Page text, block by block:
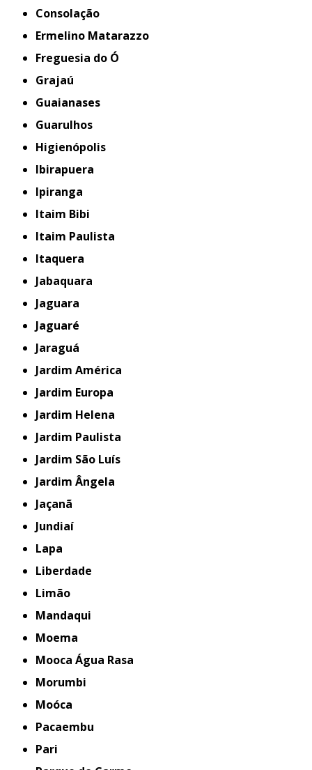
Consolação
Ermelino Matarazzo
Freguesia do Ó
Grajaú
Guaianases
Guarulhos
Higienópolis
Ibirapuera
Ipiranga
Itaim Bibi
Itaim Paulista
Itaquera
Jabaquara
Jaguara
Jaguaré
Jaraguá
Jardim América
Jardim Europa
Jardim Helena
Jardim Paulista
Jardim São Luís
Jardim Ângela
Jaçanã
Jundiaí
Lapa
Liberdade
Limão
Mandaqui
Moema
Mooca Água Rasa
Morumbi
Moóca
Pacaembu
Pari